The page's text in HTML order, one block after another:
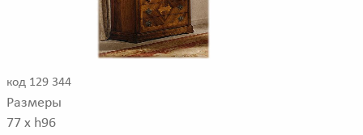
код 129 344
Размеры
77 x h96